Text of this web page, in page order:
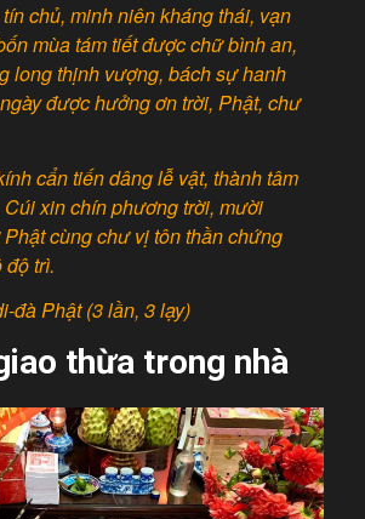
chủ, minh niên kháng thái, vạn
mùa tám tiết được chữ bình an,
long thịnh vượng, bách sự hanh
được hưởng ơn trời, Phật, chư
cẩn tiến dâng lễ vật, thành tâm
xin chín phương trời, mười
cùng chư vị tôn thần chứng
độ trì.
đà Phật (3 lần, 3 lạy)
thừa trong nhà